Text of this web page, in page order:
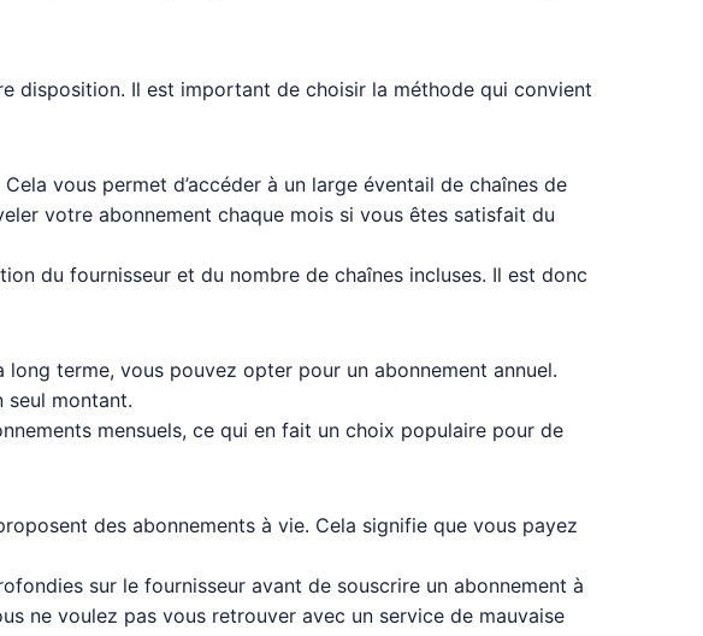
disposition. Il est important de choisir la méthode qui convient
vous permet d’accéder à un large éventail de chaînes de
votre abonnement chaque mois si vous êtes satisfait du
du fournisseur et du nombre de chaînes incluses. Il est donc
long terme, vous pouvez opter pour un abonnement annuel.
seul montant.
mensuels, ce qui en fait un choix populaire pour de
des abonnements à vie. Cela signifie que vous payez
sur le fournisseur avant de souscrire un abonnement à
ne voulez pas vous retrouver avec un service de mauvaise